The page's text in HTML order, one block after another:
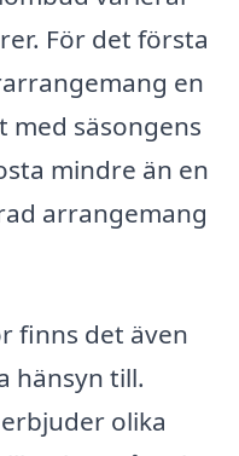
För det första
en
med säsongens
mindre än en
arrangemang
finns det även
hänsyn till.
olika